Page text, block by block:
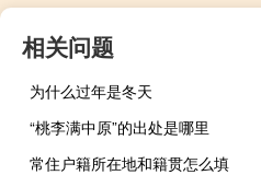
相关问题
为什么过年是冬天
“桃李满中原”的出处是哪里
常住户籍所在地和籍贯怎么填